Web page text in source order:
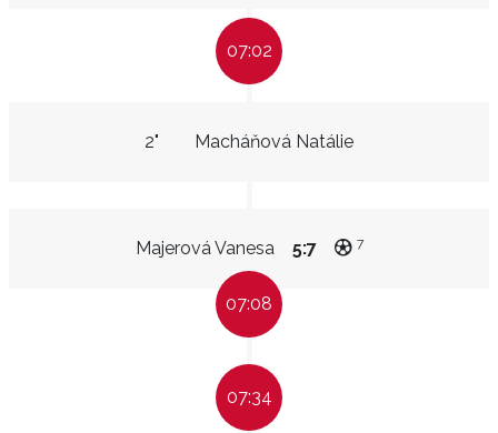
07:02
Macháňová Natálie
2"
Majerová Vanesa 5:7 7
07:08
07:34